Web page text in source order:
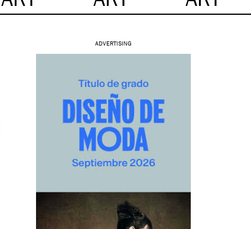
ADVERTISING